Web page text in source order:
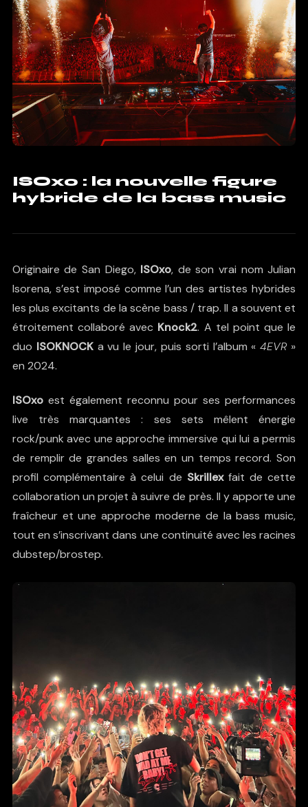
ISOxo : la nouvelle figure
hybride de la bass music
Originaire de San Diego, ISOxo, de son vrai nom Julian
Isorena, s’est imposé comme l’un des artistes hybrides
les plus excitants de la scène bass / trap. Il a souvent et
étroitement collaboré avec Knock2. A tel point que le
duo ISOKNOCKa vu le jour, puis sorti l’album «4EVR»
en 2024.
ISOxoest également reconnu pour ses performances
live très marquantes : ses sets mêlent énergie
rock/punk avec une approche immersive qui lui a permis
de remplir de grandes salles en un temps record. Son
profil complémentaire à celui de Skrillexfait de cette
collaboration un projet à suivre de près. Il y apporte une
fraîcheur et une approche moderne de la bass music,
tout en s’inscrivant dans une continuité avec les racines
dubstep/brostep.